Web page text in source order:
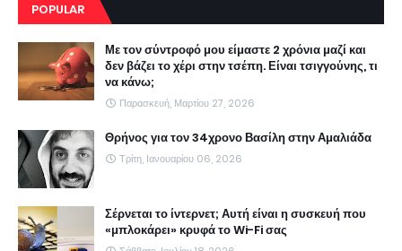
POPULAR
Με τον σύντροφό μου είμαστε 2 χρόνια μαζί και
δεν βάζει το χέρι στην τσέπη. Είναι τσιγγούνης, τι
να κάνω;
Παρασκευή, Μαρτίου 27, 2026
Θρήνος για τον 34χρονο Βασίλη στην Αμαλιάδα
Τρίτη, Ιανουαρίου 06, 2026
Σέρνεται το ίντερνετ; Αυτή είναι η συσκευή που
«μπλοκάρει» κρυφά το Wi-Fi σας